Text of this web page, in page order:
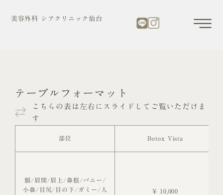
美容外科 シアクリニック仙台
テーブルフォーマット
こちらの表は左右にスライドしてご覧いただけま
す
部位 Botox Vista
額/眉間/眉上/鼻根/バニー/
小鼻/目尻/目の下/ガミー/人
¥ 10,000